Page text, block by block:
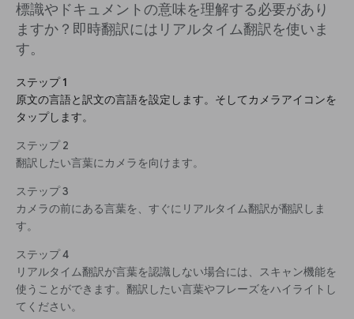
標識やドキュメントの意味を理解する必要があり
ますか？即時翻訳にはリアルタイム翻訳を使いま
す。
ステップ 1
原文の言語と訳文の言語を設定します。そしてカメラアイコンを
タップします。
ステップ 2
翻訳したい言葉にカメラを向けます。
ステップ 3
カメラの前にある言葉を、すぐにリアルタイム翻訳が翻訳しま
す。
ステップ 4
リアルタイム翻訳が言葉を認識しない場合には、スキャン機能を
使うことができます。翻訳したい言葉やフレーズをハイライトし
てください。